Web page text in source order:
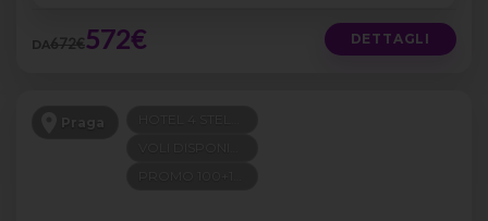
DA672€572€ DETTAGLI
Praga